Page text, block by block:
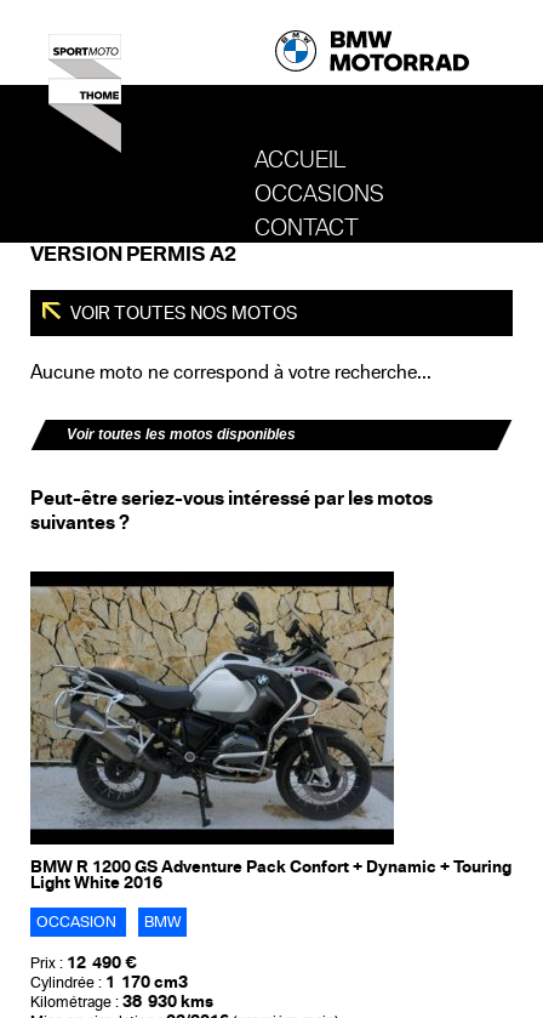
ACCUEIL
REVENIR AU SITE DE SPORT MOTO
OCCASIONS
CONTACT
VERSION PERMIS A2
VOIR TOUTES NOS MOTOS
Aucune moto ne correspond à votre recherche...
Voir toutes les motos disponibles
Peut-être seriez-vous intéressé par les motos
suivantes ?
BMW R 1200 GS Adventure Pack Confort + Dynamic + Touring
Light White 2016
OCCASION BMW
Prix : 12 490 €
Cylindrée : 1 170 cm3
Kilométrage : 38 930 kms